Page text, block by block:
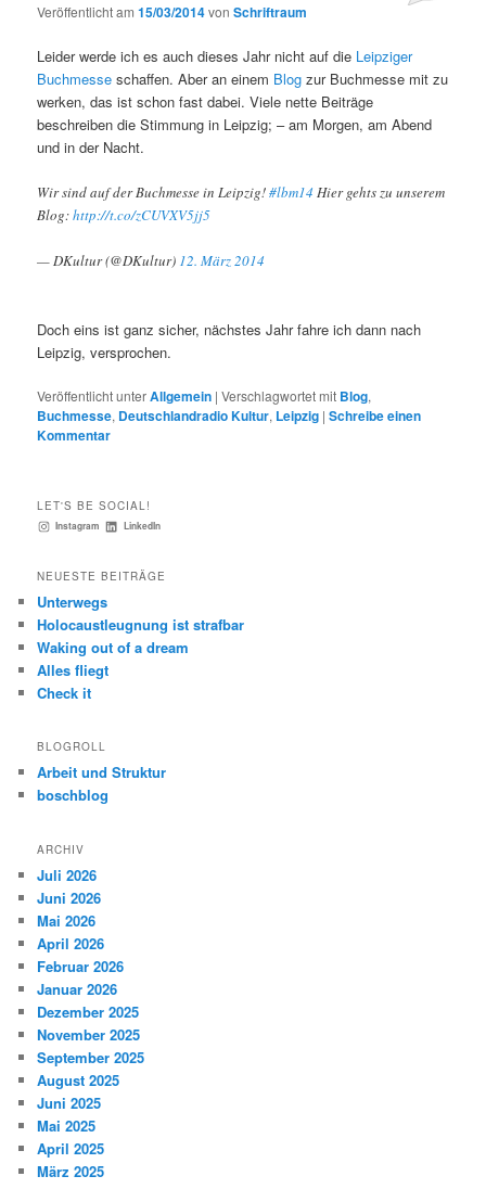
Veröffentlicht am15/03/2014vonSchriftraum
Leider werde ich es auch dieses Jahr nicht auf die Leipziger
Buchmesse schaffen. Aber an einem Blog zur Buchmesse mit zu
werken, das ist schon fast dabei. Viele nette Beiträge
beschreiben die Stimmung in Leipzig; – am Morgen, am Abend
und in der Nacht.
Wir sind auf der Buchmesse in Leipzig!#lbm14 Hier gehts zu unserem
Blog:http://t.co/zCUVXV5jj5
— DKultur (@DKultur) 12. März 2014
Doch eins ist ganz sicher, nächstes Jahr fahre ich dann nach
Leipzig, versprochen.
Veröffentlicht unterAllgemein |Verschlagwortet mit Blog,
Buchmesse, Deutschlandradio Kultur, Leipzig |Schreibe einen
Kommentar
LET'S BE SOCIAL!
Instagram LinkedIn
NEUESTE BEITRÄGE
Unterwegs
Holocaustleugnung ist strafbar
Waking out of a dream
Alles fliegt
Check it
BLOGROLL
Arbeit und Struktur
boschblog
ARCHIV
Juli 2026
Juni 2026
Mai 2026
April 2026
Februar 2026
Januar 2026
Dezember 2025
November 2025
September 2025
August 2025
Juni 2025
Mai 2025
April 2025
März 2025